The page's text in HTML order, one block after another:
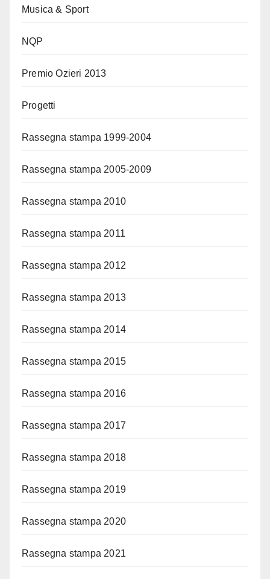
Musica & Sport
NQP
Premio Ozieri 2013
Progetti
Rassegna stampa 1999-2004
Rassegna stampa 2005-2009
Rassegna stampa 2010
Rassegna stampa 2011
Rassegna stampa 2012
Rassegna stampa 2013
Rassegna stampa 2014
Rassegna stampa 2015
Rassegna stampa 2016
Rassegna stampa 2017
Rassegna stampa 2018
Rassegna stampa 2019
Rassegna stampa 2020
Rassegna stampa 2021